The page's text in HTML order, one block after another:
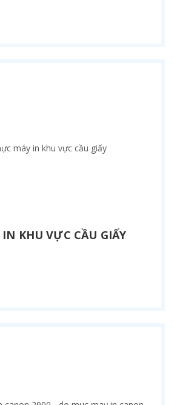
KHU VỰC CẦU GIẤY